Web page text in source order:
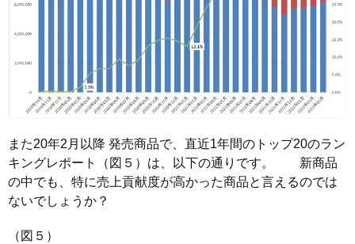
また20年2月以降 発売商品で、直近1年間のトップ20のラン
キングレポート（図５）は、以下の通りです。 新商品
の中でも、特に売上貢献度が高かった商品と言えるのでは
ないでしょうか？
（図５）